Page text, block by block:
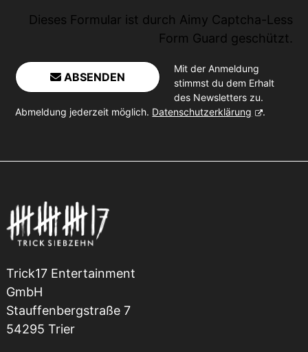
Dieses Formular ist durch Aimy Captcha-Less
Form Guard geschützt.
ABSENDEN
Mit der Anmeldung
stimmst du dem Erhalt
des Newsletters zu.
Abmeldung jederzeit möglich. Datenschutzerklärung .
Trick17 Entertainment
GmbH
Stauffenbergstraße 7
54295 Trier